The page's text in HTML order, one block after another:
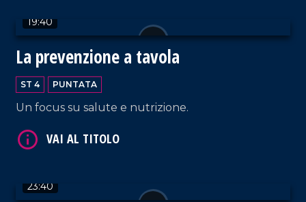
19:40
La prevenzione a tavola
ST 4 PUNTATA
Un focus su salute e nutrizione.
23:40
VAI AL TITOLO